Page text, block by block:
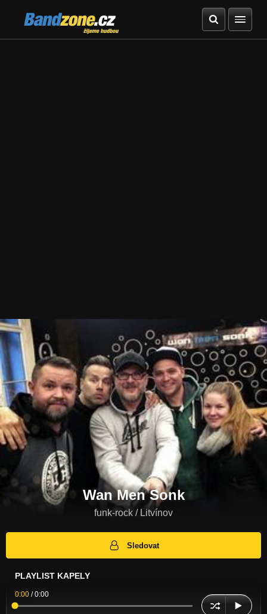
Bandzone.cz
žijeme hudbou
Wan Men Sonk
funk-rock / Litvínov
Sledovat
PLAYLIST KAPELY
0:00 /0:00